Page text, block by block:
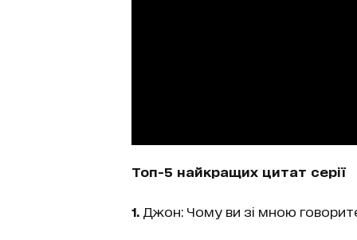
Топ-5 найкращих цитат серії
1.Джон: Чому ви зі мною